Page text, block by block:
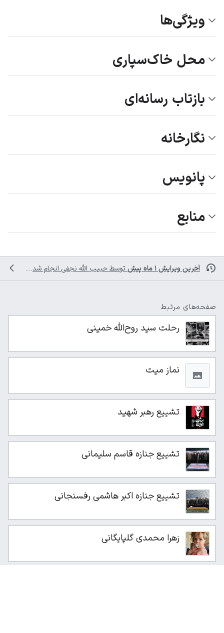
ویژگی‌ها
محل خاک‌سپاری
بازتاب رسانه‌ای
نگارخانه
پانویس
منابع
آخرین ویرایش ۱ ماه پیش توسط حبیب الله نجفی انجام شده است
صفحه‌های مرتبط
رحلت سید روح‌الله خمینی
نماز میت
تشییع رهبر شهید
تشییع جنازه قاسم سلیمانی
تشییع جنازه اکبر هاشمی رفسنجانی
زهرا محمدی گلپایگانی